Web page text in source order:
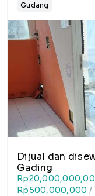
Gudang
Dijual dan
Gading
Rp500,000,000 /